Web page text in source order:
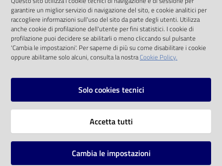
Chiedi al
bibliotecario
Avvisi
solo alle condizioni previste dalla direttiva
comunitaria 2003/98/CE e dal d.lgs. 36/2006
SOCIAL
Instagram
Vai alla pagina
garantire un miglior servizio di navigazione del sito, e cookie analitici per
raccogliere informazioni sull'uso del sito da parte degli utenti. Utilizza
anche cookie di profilazione dell'utente per fini statistici. I cookie di
profilazione puoi decidere se abilitarli o meno cliccando sul pulsante
'Cambia le impostazioni'. Per saperne di più su come disabilitare i cookie
oppure abilitarne solo alcuni, consulta la nostraCookie Policy.
Solo cookies tecnici
Accetta tutti
Cambia le impostazioni